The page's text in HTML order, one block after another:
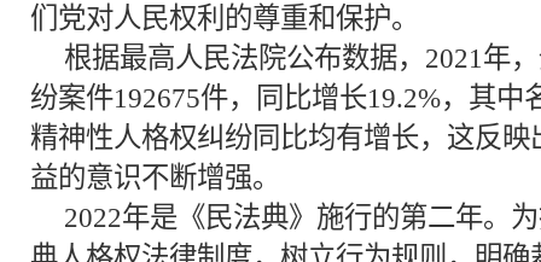
们党对人民权利的尊重和保护。
根据最高人民法院公布数据，2021年
纷案件192675件，同比增长19.2%，其
精神性人格权纠纷同比均有增长，这反
益的意识不断增强。
2022年是《民法典》施行的第二年。